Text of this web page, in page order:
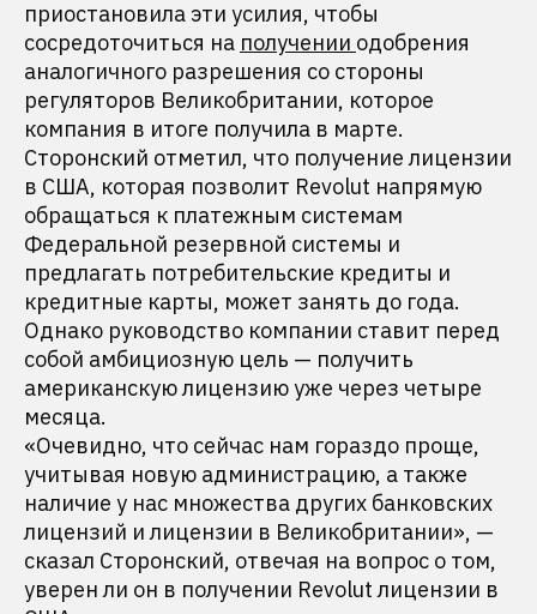
приостановила эти усилия, чтобы
сосредоточиться на получении одобрения
аналогичного разрешения со стороны
регуляторов Великобритании, которое
компания в итоге получила в марте.
Сторонский отметил, что получение лицензии
в США, которая позволит Revolut напрямую
обращаться к платежным системам
Федеральной резервной системы и
предлагать потребительские кредиты и
кредитные карты, может занять до года.
Однако руководство компании ставит перед
собой амбициозную цель — получить
американскую лицензию уже через четыре
месяца.
«Очевидно, что сейчас нам гораздо проще,
учитывая новую администрацию, а также
наличие у нас множества других банковских
лицензий и лицензии в Великобритании», —
сказал Сторонский, отвечая на вопрос о том,
уверен ли он в получении Revolut лицензии в